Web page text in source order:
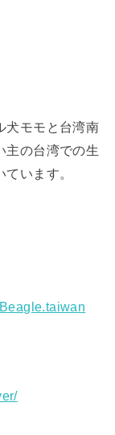
犬モモと台湾南
主の台湾での生
います。